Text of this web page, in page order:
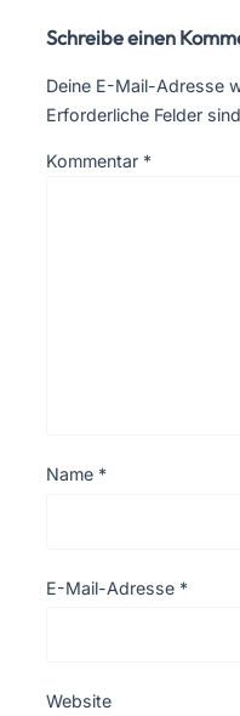
Schreibe einen
Deine E-Mail-Adresse
Erforderliche Felder
Kommentar *
Name *
E-Mail-Adresse *
Website